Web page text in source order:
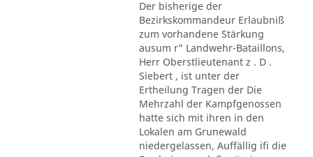
Der bisherige der
Bezirkskommandeur Erlaubniß
zum vorhandene Stärkung
ausum r" Landwehr-Bataillons,
Herr Oberstlieutenant z . D .
Siebert , ist unter der
Ertheilung Tragen der Die
Mehrzahl der Kampfgenossen
hatte sich mit ihren in den
Lokalen am Grunewald
niedergelassen, Auffällig ifi die